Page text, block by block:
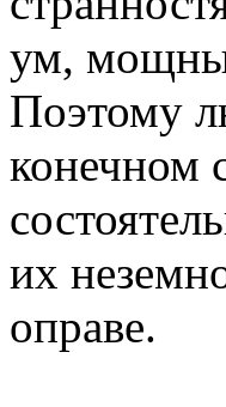
ум,
Поэтому
конечном
их
оправе.